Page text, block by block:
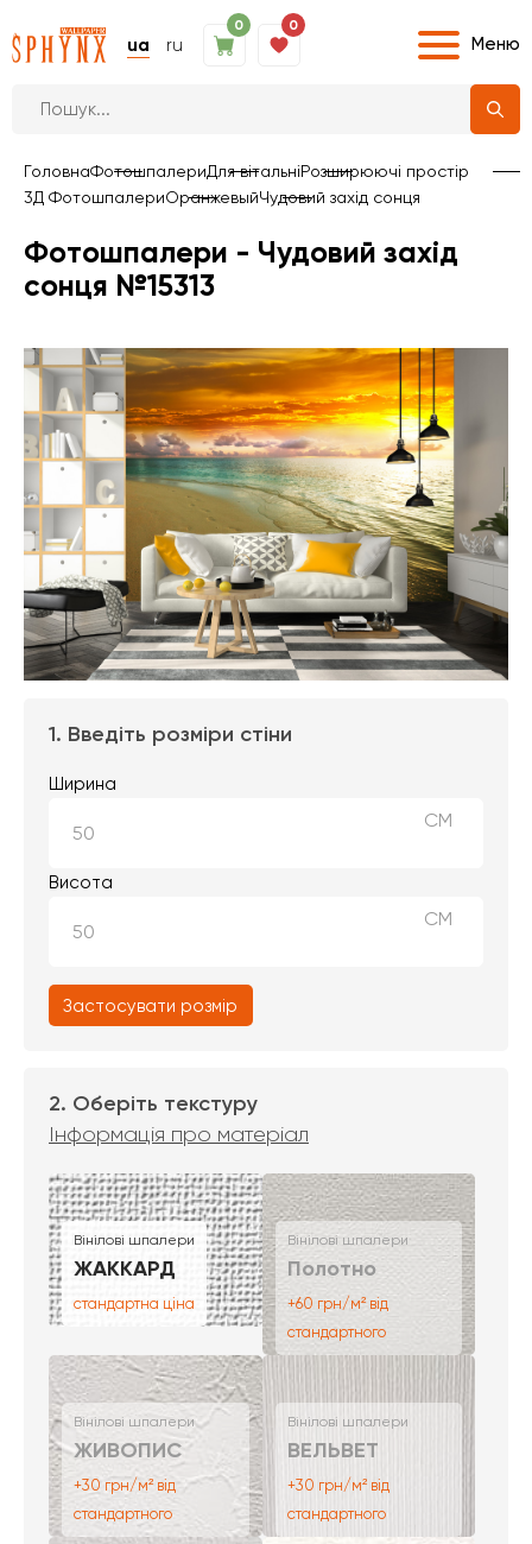
ua ru
0 0
Меню
ГоловнаФотошпалериДля вітальніРозширюючі простір
3Д ФотошпалериОранжевыйЧудовий захід сонця
Фотошпалери - Чудовий захід
сонця №15313
1. Введіть розміри стіни
Ширина
СМ
Висота
СМ
Застосувати розмір
2. Оберіть текстуру
Інформація про матеріал
Вінілові шпалери
ЖАККАРД
стандартна ціна
Вінілові шпалери
Полотно
+60 грн/м² від
стандартного
Вінілові шпалери
ЖИВОПИС
+30 грн/м² від
стандартного
Вінілові шпалери
ВЕЛЬВЕТ
+30 грн/м² від
стандартного